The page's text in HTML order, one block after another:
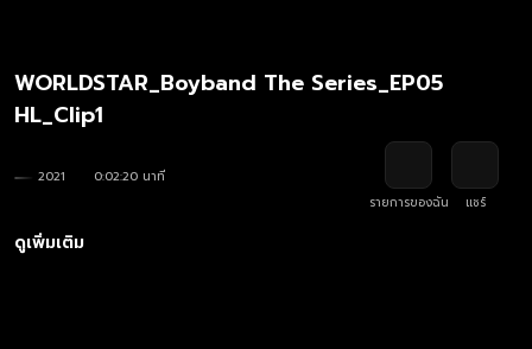
WORLDSTAR_Boyband The Series_EP05
HL_Clip1
2021
0:02:20 นาที
รายการของฉัน
แชร์
ดูเพิ่มเติม